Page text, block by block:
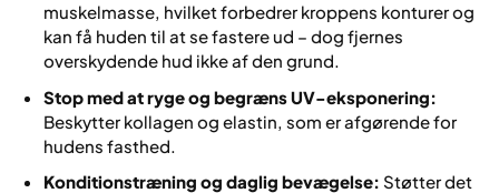
muskelmasse, hvilket forbedrer kroppens konturer og
kan få huden til at se fastere ud – dog fjernes
overskydende hud ikke af den grund.
Stop med at ryge og begræns UV-eksponering:
Beskytter kollagen og elastin, som er afgørende for
hudens fasthed.
Konditionstræning og daglig bevægelse: Støtter det